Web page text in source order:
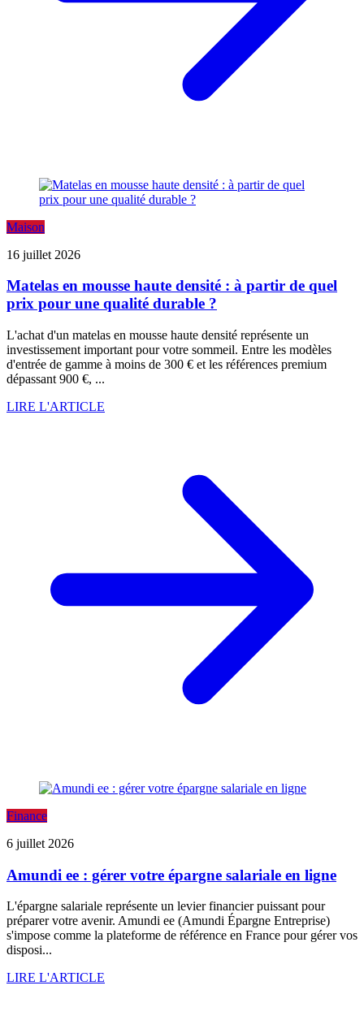
Maison
16 juillet 2026
Matelas en mousse haute densité : à partir de quel
prix pour une qualité durable ?
L'achat d'un matelas en mousse haute densité représente un
investissement important pour votre sommeil. Entre les modèles
d'entrée de gamme à moins de 300 € et les références premium
dépassant 900 €, ...
LIRE L'ARTICLE
Finance
6 juillet 2026
Amundi ee : gérer votre épargne salariale en ligne
L'épargne salariale représente un levier financier puissant pour
préparer votre avenir. Amundi ee (Amundi Épargne Entreprise)
s'impose comme la plateforme de référence en France pour gérer vos
disposi...
LIRE L'ARTICLE